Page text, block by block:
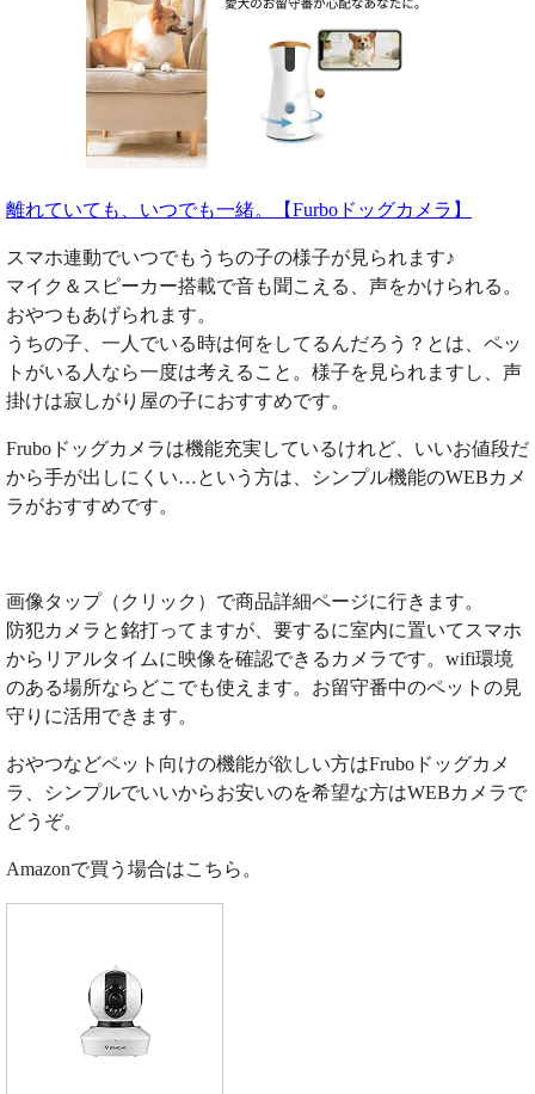
離れていても、いつでも一緒。【Furboドッグカメラ】
スマホ連動でいつでもうちの子の様子が見られます♪
マイク＆スピーカー搭載で音も聞こえる、声をかけられる。
おやつもあげられます。
うちの子、一人でいる時は何をしてるんだろう？とは、ペッ
トがいる人なら一度は考えること。様子を見られますし、声
掛けは寂しがり屋の子におすすめです。
Fruboドッグカメラは機能充実しているけれど、いいお値段だ
から手が出しにくい…という方は、シンプル機能のWEBカメ
ラがおすすめです。
画像タップ（クリック）で商品詳細ページに行きます。
防犯カメラと銘打ってますが、要するに室内に置いてスマホ
からリアルタイムに映像を確認できるカメラです。wifi環境
のある場所ならどこでも使えます。お留守番中のペットの見
守りに活用できます。
おやつなどペット向けの機能が欲しい方はFruboドッグカメ
ラ、シンプルでいいからお安いのを希望な方はWEBカメラで
どうぞ。
Amazonで買う場合はこちら。